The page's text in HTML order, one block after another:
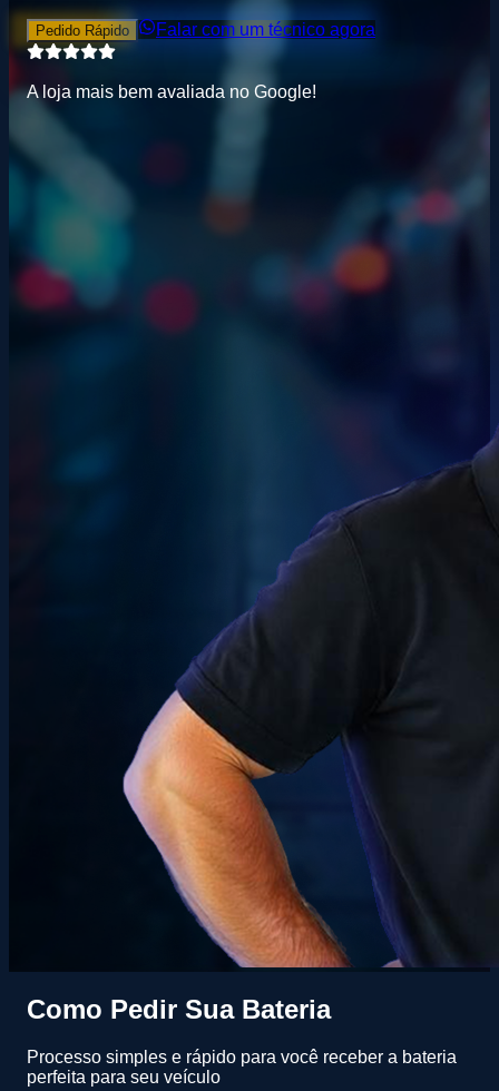
Pedido Rápido Falar com um técnico agora
A loja mais bem avaliada no Goog e!
Como Pedir Sua Bateria
Processo simples e rápido para você receber a bateria
perfeita para seu veículo